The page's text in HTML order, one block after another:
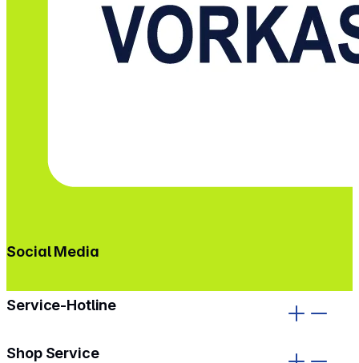
Service-Hotline
Shop Service
Social Media